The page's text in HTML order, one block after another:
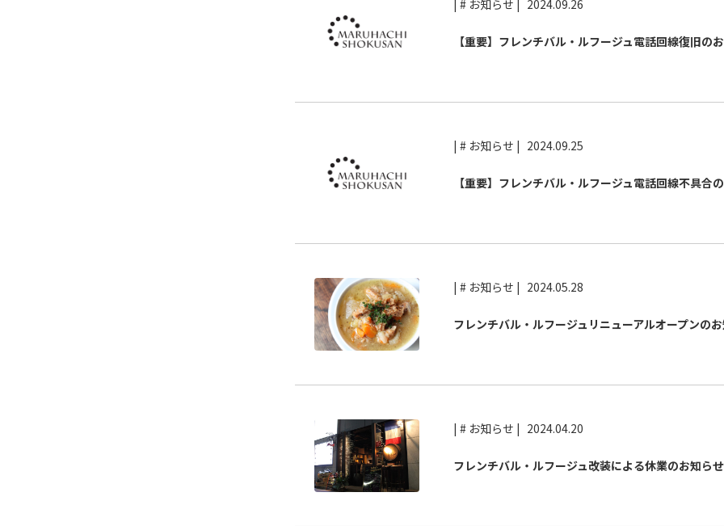
| # お知らせ | 2024.09.26
【重要】フレンチバル・ルフージュ電話回線復旧の
| # お知らせ | 2024.09.25
【重要】フレンチバル・ルフージュ電話回線不具合
| # お知らせ | 2024.05.28
フレンチバル・ルフージュリニューアルオープンの
| # お知らせ | 2024.04.20
フレンチバル・ルフージュ改装による休業のお知らせ